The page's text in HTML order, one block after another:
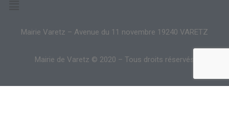
Mairie Varetz – Avenue du 11 novembre 19240 VARETZ
Mairie de Varetz © 2020 – Tous droits réservés